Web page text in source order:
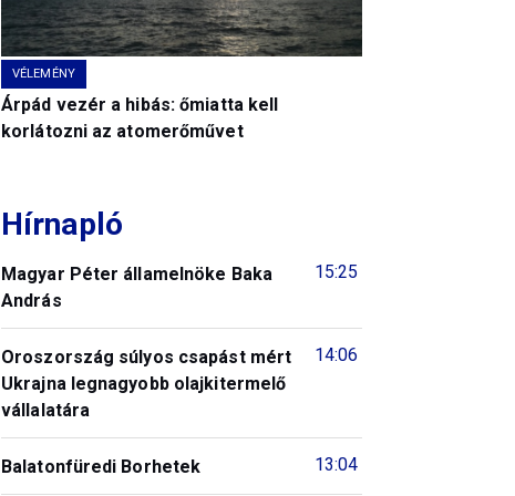
VÉLEMÉNY
Árpád vezér a hibás: őmiatta kell
korlátozni az atomerőművet
Hírnapló
15:25
Magyar Péter államelnöke Baka
András
14:06
Oroszország súlyos csapást mért
Ukrajna legnagyobb olajkitermelő
vállalatára
13:04
Balatonfüredi Borhetek